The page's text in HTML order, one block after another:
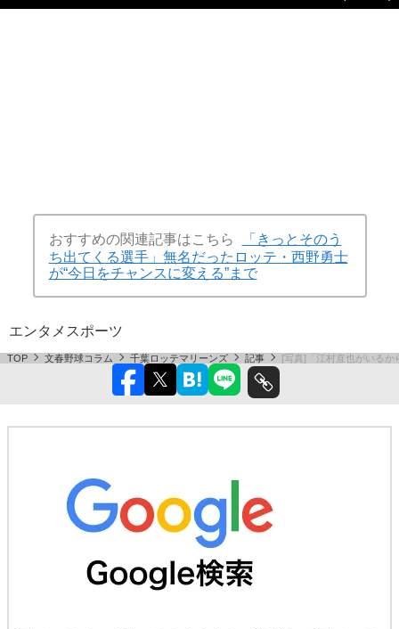
おすすめの関連記事はこちら
「きっとそのう
ち出てくる選手」無名だったロッテ・西野勇士
が“今日をチャンスに変える”まで
エンタメ スポーツ
TOP 文春野球コラム 千葉ロッテマリーンズ 記事 [写真]「江村直也がいるか